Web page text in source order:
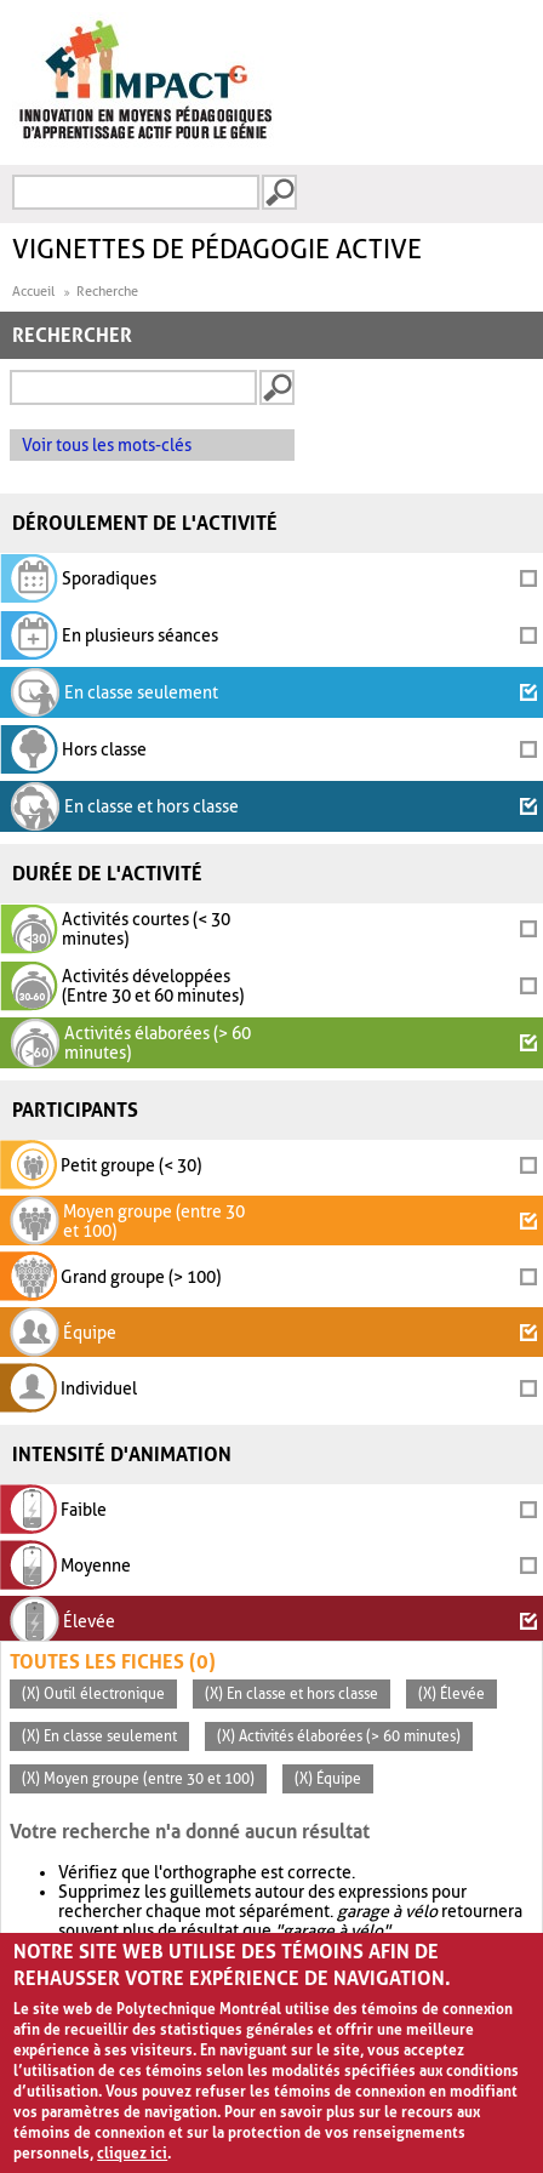
FORMULAIRE DE
VIGNETTES DE PÉDAGOGIE ACTIVE
Accueil Recherche
RECHERCHER
Voir tous les mots-clés
DÉROULEMENT DE L'ACTIVITÉ
Sporadiques
En plusieurs séances
En classe seulement
Hors classe
En classe et hors classe
DURÉE DE L'ACTIVITÉ
Activités courtes (< 30
minutes)
Activités développées
(Entre 30 et 60 minutes)
Activités élaborées (> 60
minutes)
PARTICIPANTS
Petit groupe (< 30)
Moyen groupe (entre 30
et 100)
Grand groupe (> 100)
Équipe
Individuel
INTENSITÉ D'ANIMATION
Faible
Moyenne
Élevée
TOUTES LES FICHES (0)
(X) Outil électronique (X) En classe et hors classe (X) Élevée
(X) En classe seulement (X) Activités élaborées (> 60 minutes)
(X) Moyen groupe (entre 30 et 100) (X) Équipe
Votre recherche n'a donné aucun résultat
Vérifiez que l'orthographe est correcte.
Supprimez les guillemets autour des expressions pour
rechercher chaque mot séparément. garage à véloretournera
souvent plus de résultat que"garage à vélo".
Envisagez d'élargir votre recherche avec OR.garage OR vélo
retournera souvent plus de résultat quegarage à vélo
NOTRE SITE WEB UTILISE DES TÉMOINS AFIN DE
REHAUSSER VOTRE EXPÉRIENCE DE NAVIGATION.
Le site web de Polytechnique Montréal utilise des témoins de connexion
afin de recueillir des statistiques générales et offrir une meilleure
expérience à ses visiteurs. En naviguant sur le site, vous acceptez
l’utilisation de ces témoins selon les modalités spécifiées aux conditions
d’utilisation. Vous pouvez refuser les témoins de connexion en modifiant
vos paramètres de navigation. Pour en savoir plus sur le recours aux
témoins de connexion et sur la protection de vos renseignements
personnels,cliquez ici.